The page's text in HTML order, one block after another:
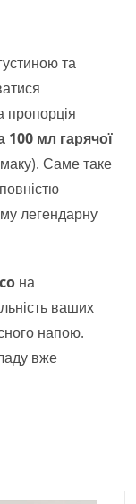
та
пропорція
100 мл гарячої
Саме таке
легендарну
на
ваших
напою.
вже